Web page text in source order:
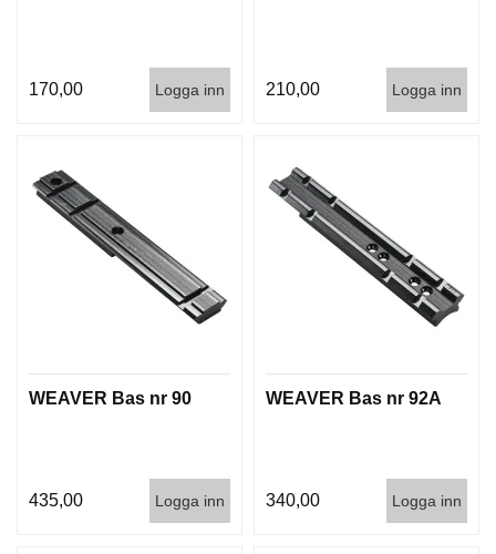
170,00 Logga inn 210,00 Logga inn
WEAVER Bas nr 90
435,00 Logga inn
WEAVER Bas nr 92A
340,00 Logga inn